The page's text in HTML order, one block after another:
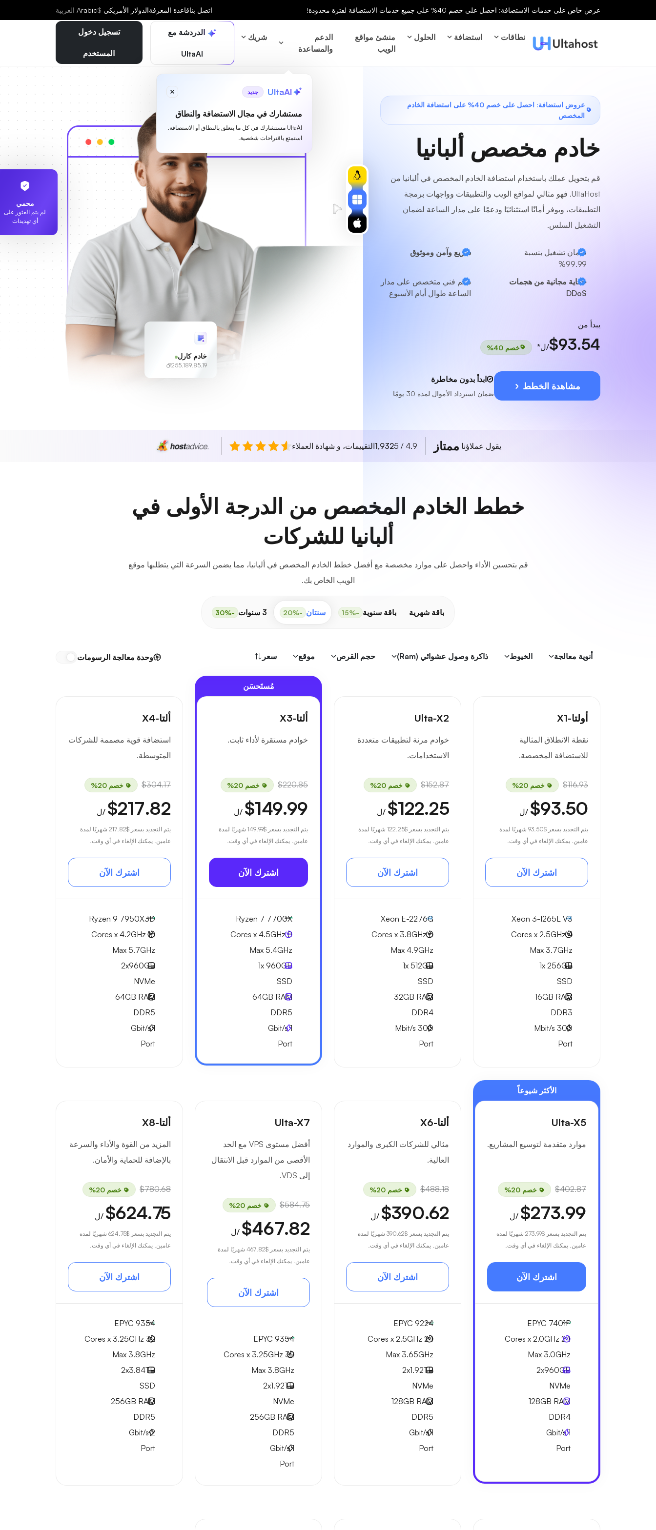
عرض خاص على خدمات الاستضافة: احصل على خصم 40% على جميع خدمات الاستضافة لفترة محدودة! اتصل بناقاعدة المعرفةالدولار الأمريكي $
Arabic العربية
نطاقات استضافة الحلول
منشئ مواقع
الويب
الدعم
والمساعدة
شريك الدردشة مع
UltaAI
UltaAI جديد
مستشارك في مجال الاستضافة والنطاق
UltaAI مستشارك في كل ما يتعلق بالنطاق أو الاستضافة.
استمتع باقتراحات شخصية.
تسجيل دخول
المستخدم
عروض استضافة: احصل على خصم 40% على استضافة الخادم
المخصص
خادم مخصص ألبانيا
قم بتحويل عملك باستخدام استضافة الخادم المخصص في ألبانيا من
UltaHost. فهو مثالي لمواقع الويب والتطبيقات وواجهات برمجة
التطبيقات، ويوفر أمانًا استثنائيًا ودعمًا على مدار الساعة لضمان
التشغيل السلس.
ضمان تشغيل بنسبة
99.99%
سريع وآمن وموثوق
حماية مجانية من هجمات
DDoS
دعم فني متخصص على مدار
الساعة طوال أيام الأسبوع
يبدأ من
$93.54/ل* خصم 40%
مشاهدة الخطط
ابدأ بدون مخاطرة
ضمان استرداد الأموال لمدة 30 يومًا
محمي
لم يتم العثور على
أي تهديدات
خادم كارل
255.189.85.19
يقول عملاؤنا ممتاز 4.9 / 5
1,932التقييمات، و شهادة العملاء
خطط الخادم المخصص من الدرجة الأولى في
ألبانيا للشركات
قم بتحسين الأداء واحصل على موارد مخصصة مع أفضل خطط الخادم المخصص في ألبانيا، مما يضمن السرعة التي يتطلبها موقع
الويب الخاص بك.
باقة شهرية باقة سنوية -15% سنتان -20% 3 سنوات -30%
أنوية معالجة الخيوط ذاكرة وصول عشوائي (Ram) حجم القرص موقع سعر وحدة معالجة الرسومات
أولتا-X1
نقطة الانطلاق المثالية
للاستضافة المخصصة.
$116.93 خصم 20%
$93.50 /ل
يتم التجديد بسعر $93.50
شهريًا لمدة
عامين. يمكنك الإلغاء في أي وقت.
اشترك الآن
Xeon 3-1265L V3
4 Cores x 2.5GHz
Max 3.7GHz
1x 256GB
SSD
16GB RAM
DDR3
300
Port
Ulta-X2
خوادم مرنة لتطبيقات متعددة
الاستخدامات.
$152.87 خصم 20%
$122.25 /ل
يتم التجديد بسعر $122.25
شهريًا لمدة
عامين. يمكنك الإلغاء في أي وقت.
اشترك الآن
Xeon E-2276G
6 Cores x 3.8GHz
Max 4.9GHz
1x 512GB
SSD
32GB RAM
DDR4
300
Port
مُستَحسَن
ألتا-X3
خوادم مستقرة لأداء ثابت.
$220.85 خصم 20%
$149.99 /ل
يتم التجديد بسعر $149.99
شهريًا لمدة
عامين. يمكنك الإلغاء في أي وقت.
اشترك الآن
Ryzen 7 7700X
8 Cores x 4.5GHz
Max 5.4GHz
1x 960GB
SSD
64GB RAM
DDR5
1
Gbit/s
Port
ألتا-X4
استضافة قوية مصممة للشركات
المتوسطة.
$304.17 خصم 20%
$217.82 /ل
يتم التجديد بسعر $217.82
شهريًا لمدة
عامين. يمكنك الإلغاء في أي وقت.
اشترك الآن
Ryzen 9 7950X3D
16 Cores x 4.2GHz
Max 5.7GHz
2x960GB
NVMe
64GB RAM
DDR5
1
Gbit/s
Port
الأكثر شيوعاً
Ulta-X5
موارد متقدمة لتوسيع المشاريع.
$402.87 خصم 20%
$273.99 /ل
يتم التجديد بسعر $273.99
شهريًا لمدة
عامين. يمكنك الإلغاء في أي وقت.
اشترك الآن
EPYC 7401P
24 Cores x 2.0GHz
Max 3.0GHz
2x960GB
NVMe
128GB RAM
DDR4
1
Gbit/s
Port
ألتا-X6
مثالي للشركات الكبرى والموارد
العالية.
$488.18 خصم 20%
$390.62 /ل
يتم التجديد بسعر $390.62
شهريًا لمدة
عامين. يمكنك الإلغاء في أي وقت.
اشترك الآن
EPYC 9224
24 Cores x 2.5GHz
Max 3.65GHz
2x1.92TB
NVMe
128GB RAM
DDR5
1
Gbit/s
Port
Ulta-X7
أفضل مستوى VPS مع الحد
الأقصى من الموارد قبل الانتقال
إلى VDS.
$584.75 خصم 20%
$467.82 /ل
يتم التجديد بسعر $467.82
شهريًا لمدة
عامين. يمكنك الإلغاء في أي وقت.
اشترك الآن
EPYC 9354
32 Cores x 3.25GHz
Max 3.8GHz
2x1.92TB
NVMe
256GB RAM
DDR5
1
Gbit/s
Port
ألتا-X8
المزيد من القوة والأداء والسرعة
بالإضافة للحماية والأمان.
$780.68 خصم 20%
$624.75 /ل
يتم التجديد بسعر $624.75
شهريًا لمدة
عامين. يمكنك الإلغاء في أي وقت.
اشترك الآن
EPYC 9354
32 Cores x 3.25GHz
Max 3.8GHz
2x3.84TB
SSD
256GB RAM
DDR5
2
Gbit/s
Port